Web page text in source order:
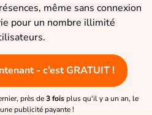
même sans connexion
pour un nombre illimité
- c’est GRATUIT !
près de 3 fois plus qu'il y a un an, le
publicité payante !